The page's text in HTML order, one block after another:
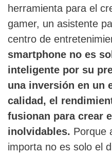
herramienta para el
gamer, un asistente
centro de
smartphone no es
inteligente por su
una inversión en un
calidad, el
fusionan para crear
inolvidables. Porque
importa no es solo el